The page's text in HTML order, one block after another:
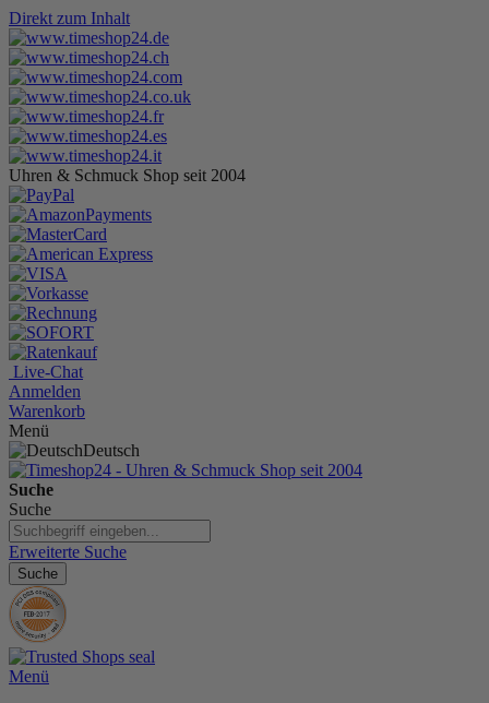
Direkt zum Inhalt
Uhren & Schmuck Shop seit 2004
Live-Chat
Anmelden
Warenkorb
Menü
Deutsch
Suche
Suche
Erweiterte Suche
Suche
Menü